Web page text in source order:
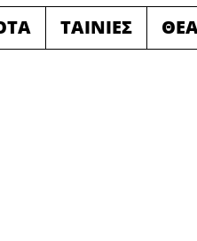
ΤΑΙΝΙΕΣ